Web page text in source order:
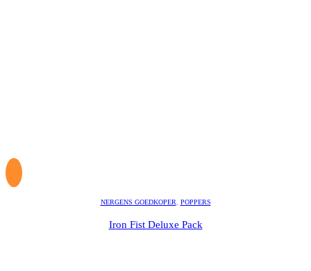
NERGENS GOEDKOPER, POPPERS
Iron Fist Deluxe Pack